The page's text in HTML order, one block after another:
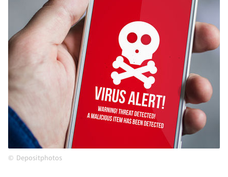
Depositphotos